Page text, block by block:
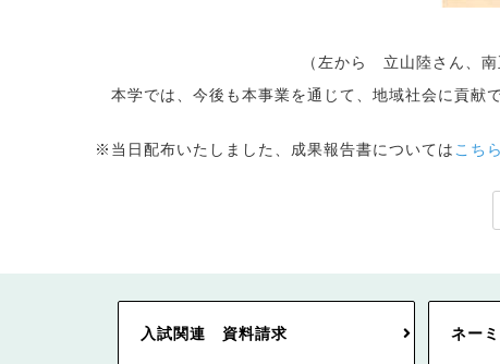
（左から 立山陸さん、
本学では、今後も本事業を通じて、地域社会に貢献
※当日配布いたしました、成果報告書については こちら
入試関連 資料請求 ネー